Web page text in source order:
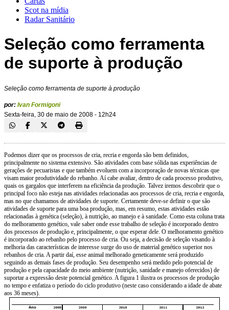
Scot na mídia
Radar Sanitário
Seleção como ferramenta
de suporte à produção
Seleção como ferramenta de suporte à produção
por: Ivan Formigoni
Sexta-feira, 30 de maio de 2008 - 12h24
Podemos dizer que os processos de cria, recria e engorda são bem definidos,
principalmente no sistema extensivo. São atividades com base sólida nas experiências de
gerações de pecuaristas e que também evoluem com a incorporação de novas técnicas que
visam maior produtividade do rebanho. Aí cabe avaliar, dentro de cada processo produtivo,
quais os gargalos que interferem na eficiência da produção. Talvez iremos descobrir que o
principal foco não esteja nas atividades relacionadas aos processos de cria, recria e engorda,
mas no que chamamos de atividades de suporte. Certamente deve-se definir o que são
atividades de suporte para uma boa produção, mas, em resumo, estas atividades estão
relacionadas à genética (seleção), à nutrição, ao manejo e à sanidade. Como esta coluna trata
do melhoramento genético, vale saber onde esse trabalho de seleção é incorporado dentro
dos processos de produção e, principalmente, o que esperar dele. O melhoramento genético
é incorporado ao rebanho pelo processo de cria. Ou seja, a decisão de seleção visando à
melhoria das características de interesse surge do uso de material genético superior nos
rebanhos de cria. A partir daí, esse animal melhorado geneticamente será produzido
seguindo as demais fases de produção. Seu desempenho será medido pelo potencial de
produção e pela capacidade do meio ambiente (nutrição, sanidade e manejo oferecidos) de
suportar a expressão deste potencial genético. A figura 1 ilustra os processos de produção
no tempo e enfatiza o período do ciclo produtivo (neste caso considerando a idade de abate
aos 36 meses).